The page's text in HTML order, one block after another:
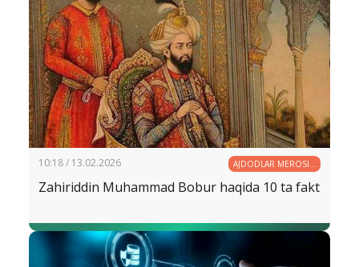
10:18 / 13.02.2026
AJDODLAR MEROSI −
BEBAHO XAZINA
Zahiriddin Muhammad Bobur haqida 10 ta fakt